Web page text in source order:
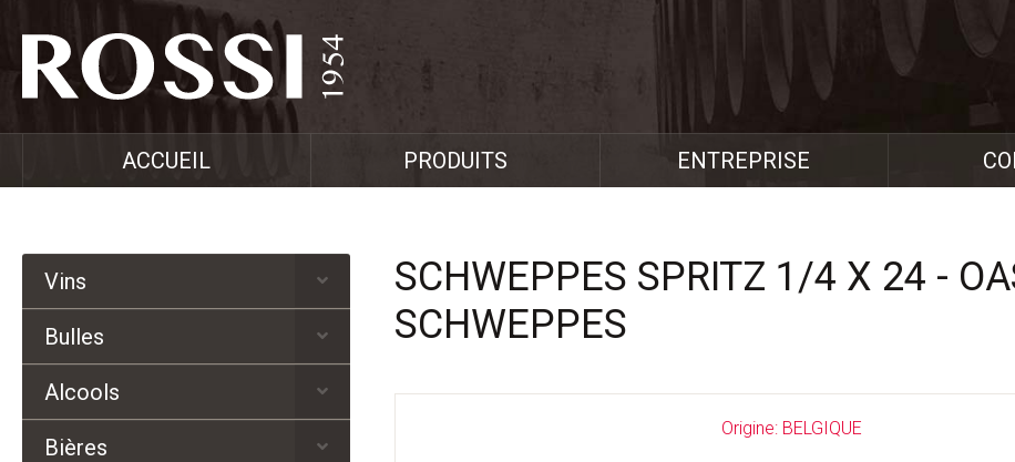
ACCUEIL PRODUITS ENTREPRISE
SCHWEPPES SPRITZ 1/4 X 24 -
SCHWEPPES
Origine: BELGIQUE
Vins
Bulles
Alcools
Bières